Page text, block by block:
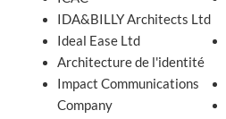
IDA&BILLY Architects Ltd
Ideal Ease Ltd
Architecture de l'identité
Impact Communications
Company